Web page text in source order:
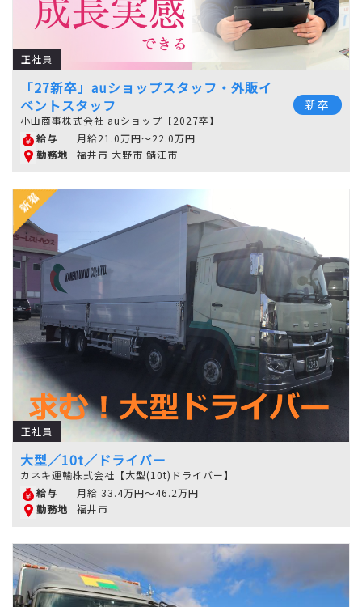
正社員
「27新卒」auショップスタッフ・外販イ
ベントスタッフ
小山商事株式会社 auショップ【2027卒】
給与
月給21.0万円～22.0万円
勤務地
福井市 大野市 鯖江市
新卒
正社員
大型／10t／ドライバー
カネキ運輸株式会社【大型(10t)ドライバー】
給与
月給 33.4万円～46.2万円
勤務地
福井市